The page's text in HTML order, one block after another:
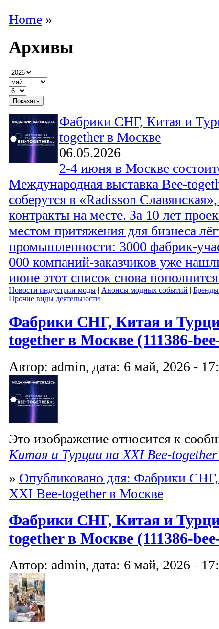
Home »
Архивы
Фабрики СНГ, Китая и
together в Москве
06.05.2026
2-4 июня в Москве
Международная выставка Bee-
соберутся в «Radisson
контракты на месте. За 10 лет
местом притяжения для бизнеса
промышленности: 3000 фабрик-
000 компаний-заказчиков уже
июне этот список снова
Новости индустрии моды | Анонсы модных событий |
Прочие виды деятельности
Фабрики СНГ, Китая и
together в Москве (111386-
Автор: admin, дата: 6 май, 2026 -
Это изображение относится к
Китая и Турции на XXI Bee-
» Опубликовано для: Фабрики
XXI Bee-together в Москве
Фабрики СНГ, Китая и
together в Москве (111386-
Автор: admin, дата: 6 май, 2026 -